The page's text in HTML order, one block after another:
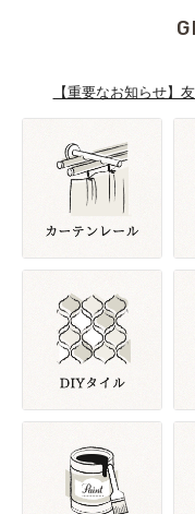
【重要なお知らせ】